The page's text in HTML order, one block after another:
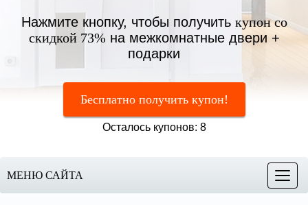
Нажмите кнопку, чтобы получить купон со
скидкой 73% на межкомнатные двери +
подарки
Бесплатно получить купон!
Осталось купонов: 8
Меню
МЕНЮ САЙТА